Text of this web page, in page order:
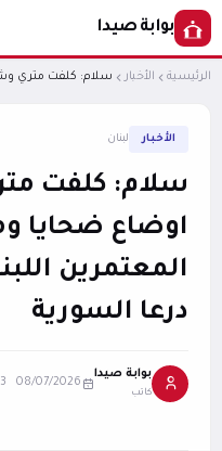
بوابة صيدا
الرئيسية الأخبار
الأخبار لبنان
سلام: كلفت
اوضاع ضحايا
المعتمرين
درعا السورية
بوابة صيدا
كاتب
08/07/2026 11:13 ص